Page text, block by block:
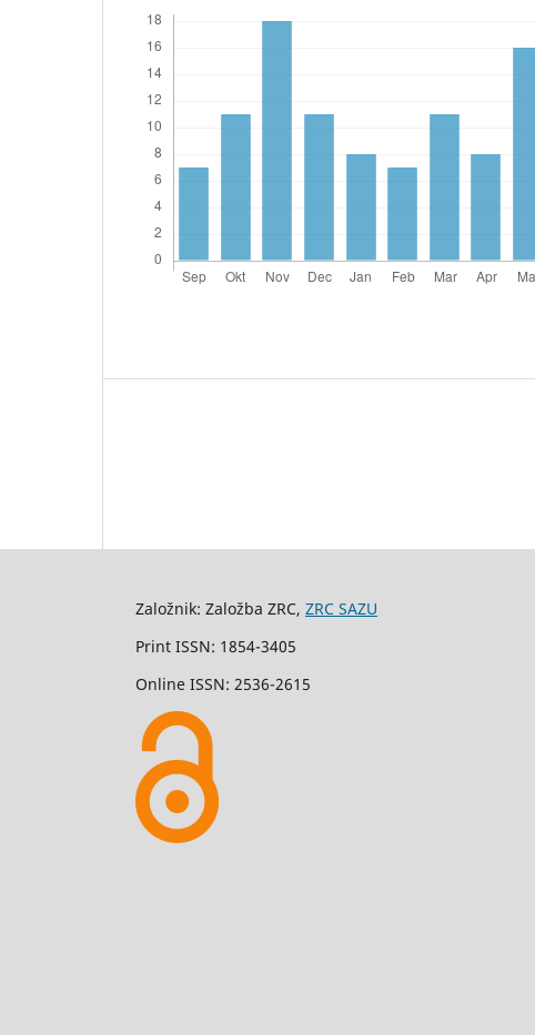
Založnik: Založba ZRC, ZRC SAZU
Print ISSN: 1854-3405
Online ISSN: 2536-2615